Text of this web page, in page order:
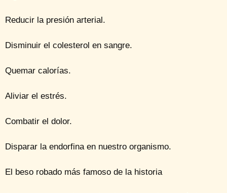
Reducir la presión arterial.
Disminuir el colesterol en sangre.
Quemar calorías.
Aliviar el estrés.
Combatir el dolor.
Disparar la endorfina en nuestro organismo.
El beso robado más famoso de la historia